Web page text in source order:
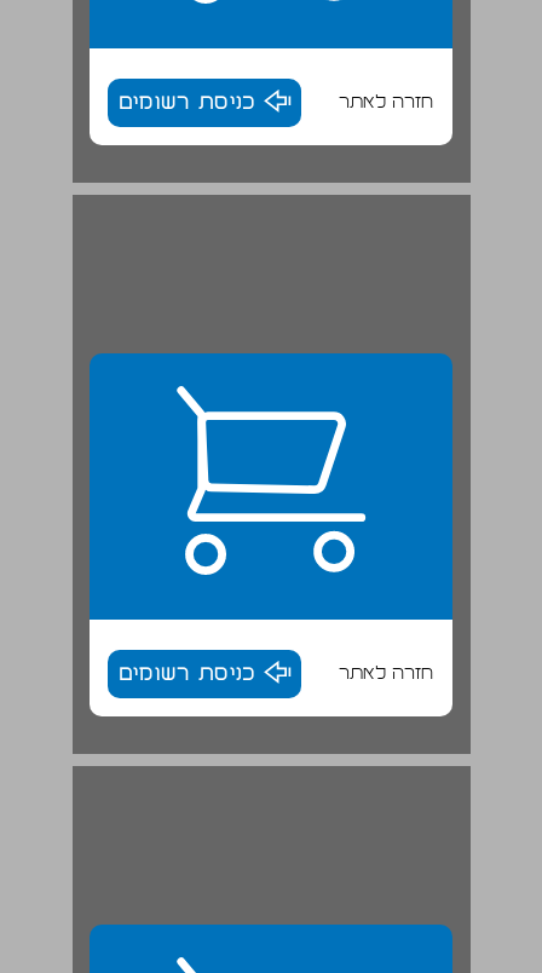
חזרה לאתר כניסת רשומים
קואליציה עם הציונים הכלליים ... 26
חזרה לאתר כניסת רשומים